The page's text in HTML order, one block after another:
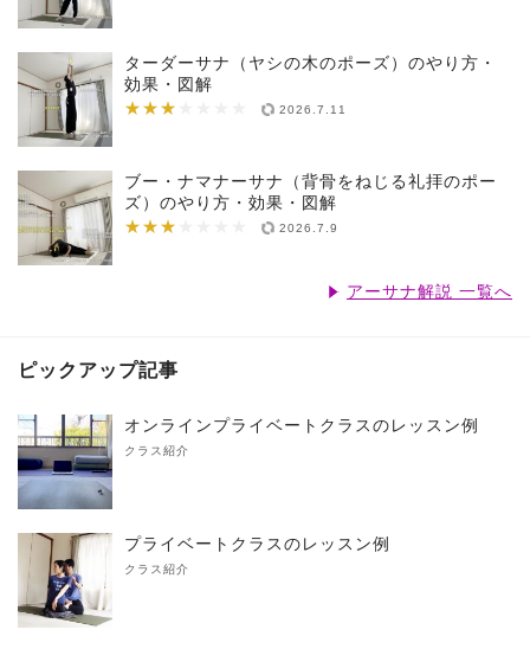
ターダーサナ（ヤシの木のポーズ）のやり方・
効果・図解
★★★
★★★★★★★ 2026.7.11
ブー・ナマナーサナ（背骨をねじる礼拝のポー
ズ）のやり方・効果・図解
★★★
★★★★★★★ 2026.7.9
アーサナ解説 一覧へ
ピックアップ記事
オンラインプライベートクラスのレッスン例
クラス紹介
プライベートクラスのレッスン例
クラス紹介